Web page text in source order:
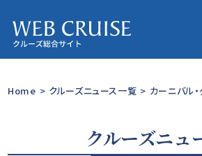
Home > クルーズニュース一覧 > カーニバル
クルーズニュ